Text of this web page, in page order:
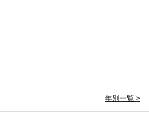
年別一覧 >